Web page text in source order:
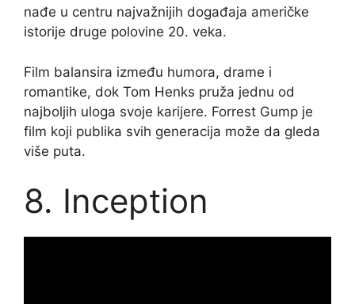
nađe u centru najvažnijih događaja američke
istorije druge polovine 20. veka.
Film balansira između humora, drame i
romantike, dok Tom Henks pruža jednu od
najboljih uloga svoje karijere. Forrest Gump je
film koji publika svih generacija može da gleda
više puta.
8. Inception